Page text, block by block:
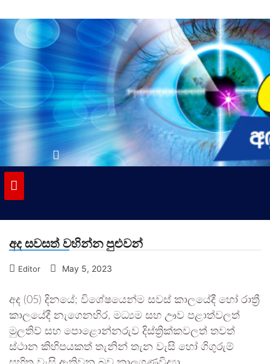
to
contentvinivida.lk
අද සවසත් වහින්න පුළුවන්
Editor May 5, 2023
අද (05) දිනයේ; විශේෂයෙන්ම සවස් කාලයේදී හෝ රාත්‍රී
කාලයේදී නැගෙනහිර, මධ්‍යම සහ ඌව පළාත්වලත්
මුලතිව් සහ පොළොන්නරුව දිස්ත්‍රික්කවලත් තවත්
ස්ථාන කිහිපයකත් තැනින් තැන වැසි හෝ ගිගුරුම්